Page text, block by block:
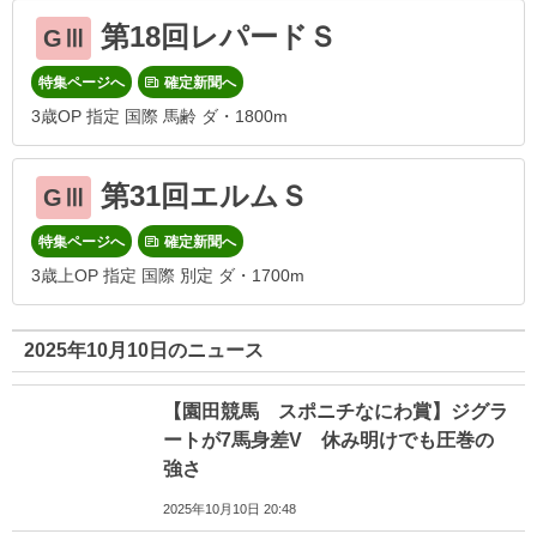
GⅢ 第18回レパードＳ
特集ページへ 確定新聞へ
3歳OP 指定 国際 馬齢 ダ・1800m
GⅢ 第31回エルムＳ
特集ページへ 確定新聞へ
3歳上OP 指定 国際 別定 ダ・1700m
2025年10月10日のニュース
【園田競馬 スポニチなにわ賞】ジグラ
ートが7馬身差V 休み明けでも圧巻の
強さ
2025年10月10日 20:48